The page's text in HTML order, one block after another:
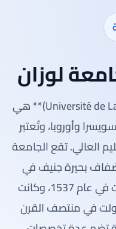
لوزان
**جامعة لوزان (Université de Lausanne – UNIL)** هي
وأوروبا، وتُعتبر
العالي. تقع الجامعة
بحيرة جنيف في
كانتون فود السويسري. تأسست في عام 1537، وكانت
في منتصف القرن